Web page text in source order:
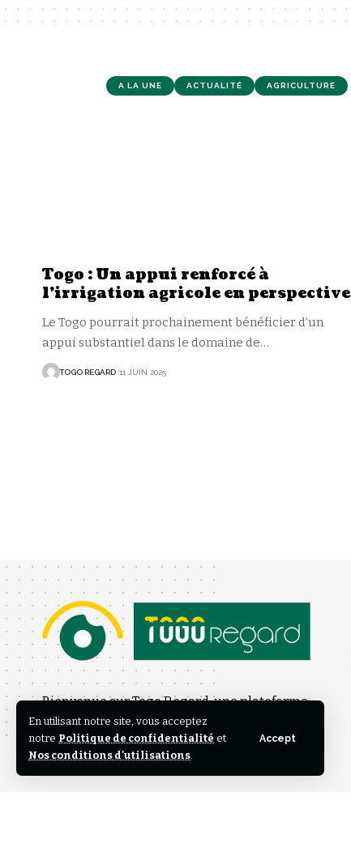
En utilisant notre site, vous acceptez
notre Politique de confidentialité et
Nos conditions d'utilisations.
Accept
A LA UNE ACTUALITÉ AGRICULTURE
Togo : Un appui renforcé à
l’irrigation agricole en perspective
Le Togo pourrait prochainement bénéficier d’un
appui substantiel dans le domaine de…
TOGO REGARD 11 JUIN 2025
Bienvenue sur Togo Regard, une plateforme
d’information engagée offrant un autre
regard sur l’actualité nationale et